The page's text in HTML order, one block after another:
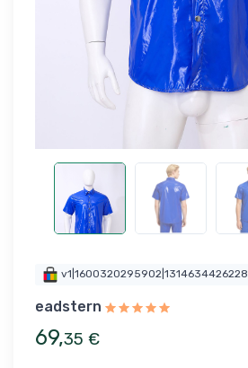
v1|1600320295902|1314634426228
eadstern
69,35 €